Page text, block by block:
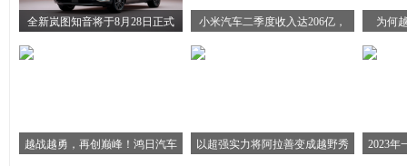
全新岚图知音将于8月28日正式 小米汽车二季度收入达206亿， 为何
越战越勇，再创巅峰！鸿日汽车 以超强实力将阿拉善变成越野秀 2023年